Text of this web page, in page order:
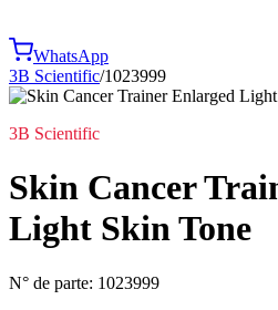
WhatsApp
3B Scientific/1023999
3B Scientific
Skin Cancer
Light Skin Tone
N° de parte: 1023999